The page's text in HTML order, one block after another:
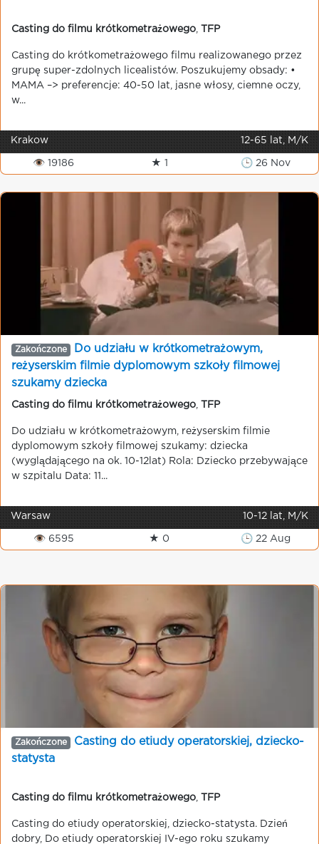
Casting do filmu krótkometrażowego TFP
Casting do krótkometrażowego filmu realizowanego przez
grupę super-zdolnych licealistów. Poszukujemy obsady: •
MAMA –> preferencje: 40-50 lat, jasne włosy, ciemne oczy,
w...
Krakow 12-65 lat, M/K
👁 19186 ★ 1 🕒 26 Nov
Zakończone
Do udziału w krótkometrażowym,
reżyserskim filmie dyplomowym szkoły filmowej
szukamy dziecka
Casting do filmu krótkometrażowego TFP
Do udziału w krótkometrażowym, reżyserskim filmie
dyplomowym szkoły filmowej szukamy: dziecka
(wyglądającego na ok. 10-12lat) Rola: Dziecko przebywające
w szpitalu Data: 11...
Warsaw 10-12 lat, M/K
👁 6595 ★ 0 🕒 22 Aug
Zakończone
Casting do etiudy operatorskiej, dziecko-
statysta
Casting do filmu krótkometrażowego TFP
Casting do etiudy operatorskiej, dziecko-statysta. Dzień
dobry, Do etiudy operatorskiej IV-ego roku szukamy